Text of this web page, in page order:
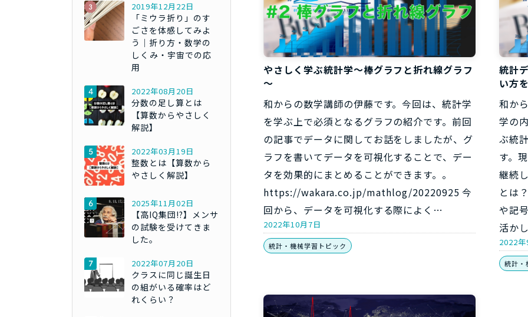
やさしく学ぶ統計学～棒グラフと折れ線グラフ
～
和からの数学講師の伊藤です。今回は、統計学
を学ぶ上で必須となるグラフの紹介です。前回
の記事でデータに関してお話をしましたが、グ
ラフを書いてデータを可視化することで、デー
タを効果的にまとめることができます。。
https://wakara.co.jp/mathlog/20220925 今
回から、データを可視化する際によく…
2022年10月7日
統計・機械学習トピック
統計
い方
和か
学の
ぶ統
す。
継続
とは
や記
活か
2022
統計・
2019年12月22日
「ミウラ折り」のす
ごさを体感してみよ
う｜折り方・数学の
しくみ・宇宙での応
用
2022年08月20日
分数の足し算とは
【算数からやさしく
解説】
2022年03月19日
整数とは【算数から
やさしく解説】
2025年11月02日
【高IQ集団!?】メンサ
の試験を受けてきま
した。
2022年07月20日
クラスに同じ誕生日
の組がいる確率はど
れくらい？